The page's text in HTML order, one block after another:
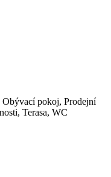
pokoj, Prodejní
Terasa, WC